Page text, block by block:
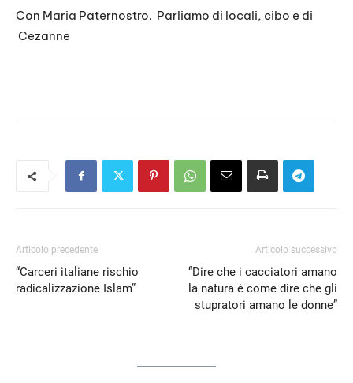
LINK
EMBED
Con Maria Paternostro. Parliamo di locali, cibo e di
Cezanne
Articolo precedente
“Carceri italiane rischio
radicalizzazione Islam”
Articolo successivo
“Dire che i cacciatori amano
la natura è come dire che gli
stupratori amano le donne”